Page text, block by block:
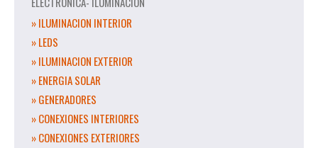
» ILUMINACION INTERIOR
» LEDS
» ILUMINACION EXTERIOR
» ENERGIA SOLAR
» GENERADORES
» CONEXIONES INTERIORES
» CONEXIONES EXTERIORES